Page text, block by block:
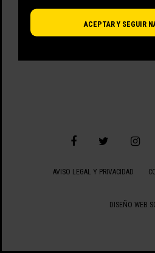
ACEPTAR Y SEGUIR
VIENDO 0 - 0 DE 0 ARTÍCULOS
AVISO LEGAL Y PRIVACIDAD
DISEÑO WEB